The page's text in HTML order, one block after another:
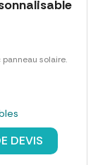
solaire.
DEVIS